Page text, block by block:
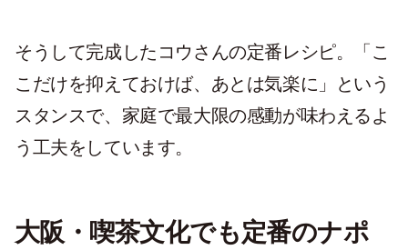
そうして完成したコウさんの定番レシピ。「こ
こだけを抑えておけば、あとは気楽に」という
スタンスで、家庭で最大限の感動が味わえるよ
う工夫をしています。
大阪・喫茶文化でも定番のナポ